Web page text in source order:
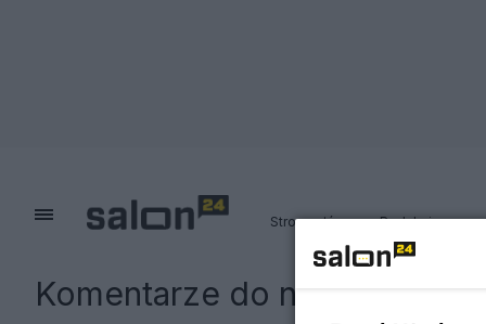
Strona główna Redakcja
Komentarze do notki: Spór